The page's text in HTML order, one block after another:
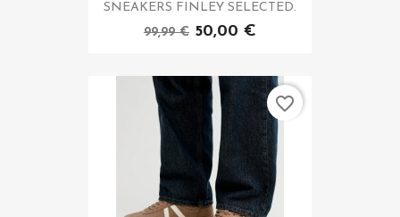
SNEAKERS FINLEY SELECTED.
99,99 € 50,00 €
favorite_border